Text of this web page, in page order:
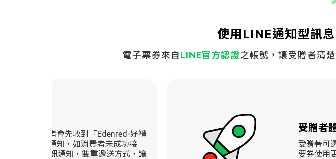
使用LINE通知型訊
電子票券來自 LINE官方認證之帳號，讓受贈者清
訊息，受贈者會先收到「Edenred-好禮
通知」帳號通知，如消費者未成功接
後會再用簡訊通知，雙重遞送方式，讓
受贈者
受贈著可
要券使用